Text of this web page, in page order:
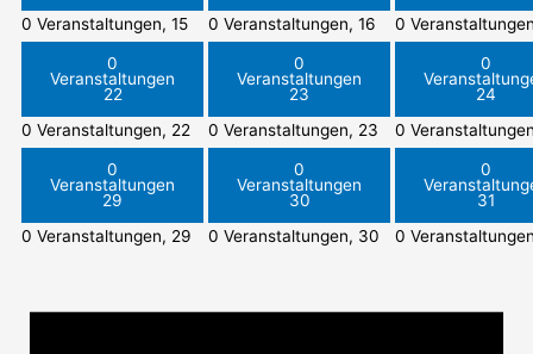
0 Veranstaltungen,15
0 Veranstaltungen,16
0
0
Veranstaltungen
22
0 Veranstaltungen, 22
0
Veranstaltungen
23
0 Veranstaltungen, 23
0
24
0
0
Veranstaltungen
29
0 Veranstaltungen, 29
0
Veranstaltungen
30
0 Veranstaltungen, 30
0
31
0